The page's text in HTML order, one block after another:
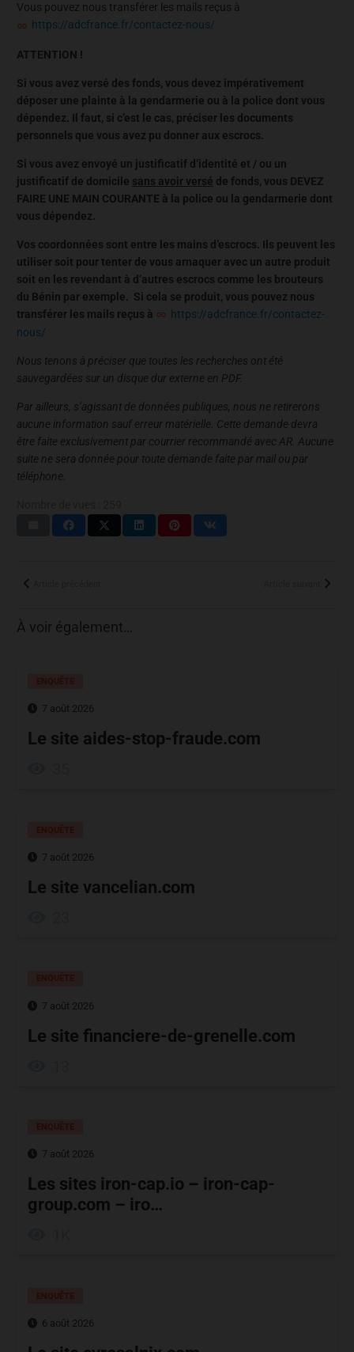
Vous pouvez nous transférer les mails reçus à
https://adcfrance.fr/contactez-nous/
ATTENTION !
Si vous avez versé des fonds, vous devez impérativement
déposer une plainte à la gendarmerie ou à la police dont vous
dépendez. Il faut, si c’est le cas, préciser les documents
personnels que vous avez pu donner aux escrocs.
Si vous avez envoyé un justificatif d’identité et / ou un
justificatif de domicile sans avoir versé de fonds, vous DEVEZ
FAIRE UNE MAIN COURANTE à la police ou la gendarmerie dont
vous dépendez.
Vos coordonnées sont entre les mains d’escrocs. Ils peuvent les
utiliser soit pour tenter de vous arnaquer avec un autre produit
soit en les revendant à d’autres escrocs comme les brouteurs
du Bénin par exemple. Si cela se produit, vous pouvez nous
transférer les mails reçus à
https://adcfrance.fr/contactez-
nous/
Nous tenons à préciser que toutes les recherches ont été
sauvegardées sur un disque dur externe en PDF.
Par ailleurs, s’agissant de données publiques, nous ne retirerons
aucune information sauf erreur matérielle. Cette demande devra
être faite exclusivement par courrier recommandé avec AR. Aucune
suite ne sera donnée pour toute demande faite par mail ou par
téléphone.
À voir également…
7 août 2026
Le site aides-stop-fraude.com
7 août 2026
Le site vancelian.com
7 août 2026
Le site financiere-de-grenelle.com
7 août 2026
Les sites iron-cap.io – iron-cap-
group.com – iro…
6 août 2026